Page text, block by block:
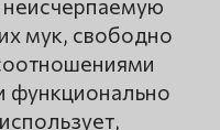
мук, свободно
функционально